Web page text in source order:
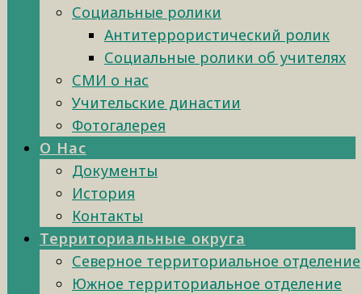
Социальные ролики
Антитеррористический ролик
Социальные ролики об учителях
СМИ о нас
Учительские династии
Фотогалерея
О Нас
Документы
История
Контакты
Территориальные округа
Северное территориальное отделение
Южное территориальное отделение